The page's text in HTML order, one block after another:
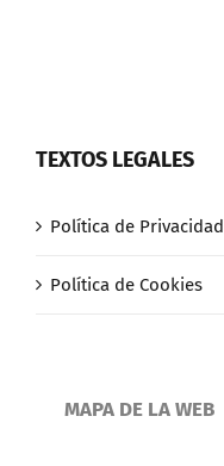
TEXTOS LEGALES
Política de Privacidad
Política de Cookies
MAPA DE LA WEB